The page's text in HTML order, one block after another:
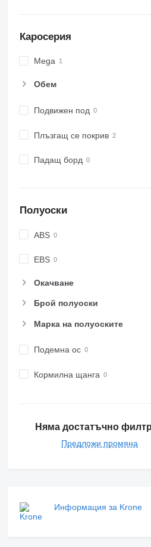
Каросерия
Mega
Обем
Подвижен под
Плъзгащ се покрив
Падащ борд
Полуоски
ABS
EBS
Окачване
Брой полуоски
Марка на полуоските
Подемна ос
Кормилна щанга
Няма достатъчно
Предложи промяна
Информация за Krone